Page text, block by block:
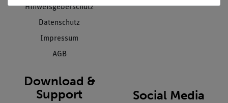
Hinweisgeberschutz
Datenschutz
Impressum
AGB
Download &
Support
Social Media